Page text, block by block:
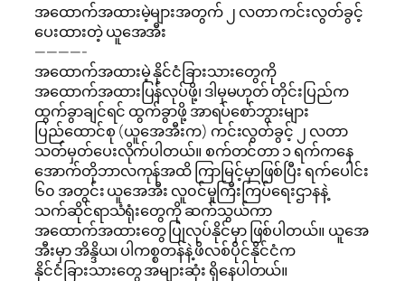
အထောက်အထားမဲ့များအတွက် ၂ လတာ ကင်းလွတ်ခွင့်
ပေးထားတဲ့ ယူအေအီး
————-
အထောက်အထားမဲ့ နိုင်ငံခြားသားတွေကို
အထောက်အထားပြန်လုပ်ဖို့၊ ဒါမှမဟုတ် တိုင်းပြည်က
ထွက်ခွာချင်ရင် ထွက်ခွာဖို့ အာရပ်စော်ဘွားများ
ပြည်ထောင်စု (ယူအေအီးက) ကင်းလွတ်ခွင့် ၂ လတာ
သတ်မှတ်ပေးလိုက်ပါတယ်။ စက်တင်တာ ၁ ရက်ကနေ
အောက်တိုဘာလကုန်အထိ ကြာမြင့်မှာဖြစ်ပြီး ရက်ပေါင်း
၆၀ အတွင်း ယူအေအီး လူ၀င်မှုကြီးကြပ်ရေးဌာနနဲ့
သက်ဆိုင်ရာသံရုံးတွေကို ဆက်သွယ်ကာ
အထောက်အထားတွေ ပြုလုပ်နိုင်မှာ ဖြစ်ပါတယ်။ ယူအေ
အီးမှာ အိန္ဒိယ၊ ပါကစ္စတန်နဲ့ ဖိလစ်ပိုင်နိုင်ငံက
နိုင်ငံခြားသားတွေ အများဆုံး ရှိနေပါတယ်။